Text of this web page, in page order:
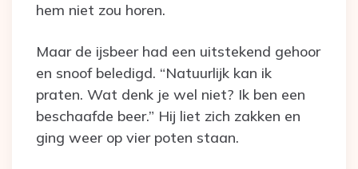
hem niet zou horen.
Maar de ijsbeer had een uitstekend gehoor
en snoof beledigd. “Natuurlijk kan ik
praten. Wat denk je wel niet? Ik ben een
beschaafde beer.” Hij liet zich zakken en
ging weer op vier poten staan.